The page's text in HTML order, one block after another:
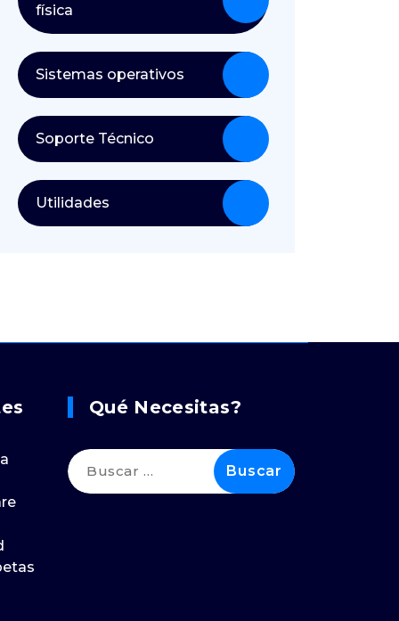
física
Sistemas operativos
Soporte Técnico
Utilidades
Qué Necesitas?
Buscar: